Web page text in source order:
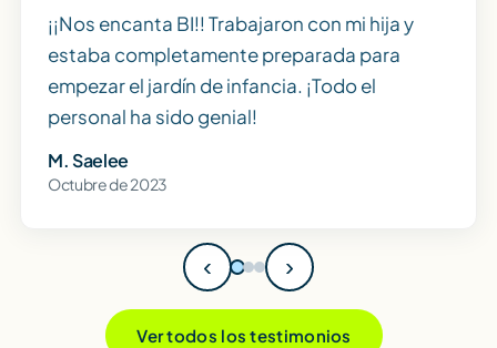
¡¡Nos encanta BI!! Trabajaron con mi hija y
estaba completamente preparada para
empezar el jardín de infancia. ¡Todo el
personal ha sido genial!
M. Saelee
Octubre de 2023
‹ ›
Ver todos los testimonios